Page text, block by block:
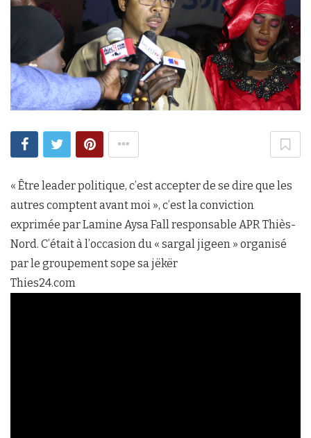
« Être leader politique, c’est accepter de se dire que les
autres comptent avant moi », c’est la conviction
exprimée par Lamine Aysa Fall responsable APR Thiès-
Nord. C’était à l’occasion du « sargal jigeen » organisé
par le groupement sope sa jëkër
Thies24.com